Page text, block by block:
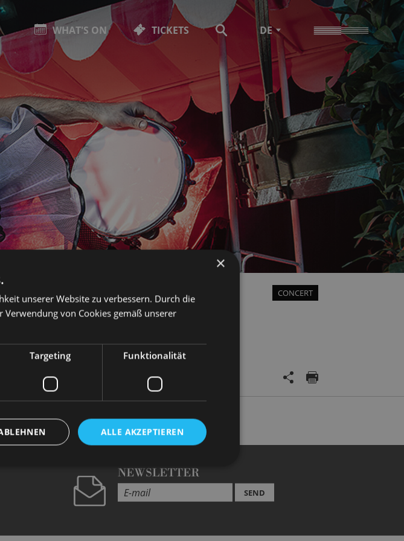
WHAT'S ON TICKETS DE
CONCERT
NEWSLETTER
SEND
×
unserer Website zu verbessern. Durch die
von Cookies gemäß unserer
Targeting Funktionalität
ALLE AKZEPTIEREN